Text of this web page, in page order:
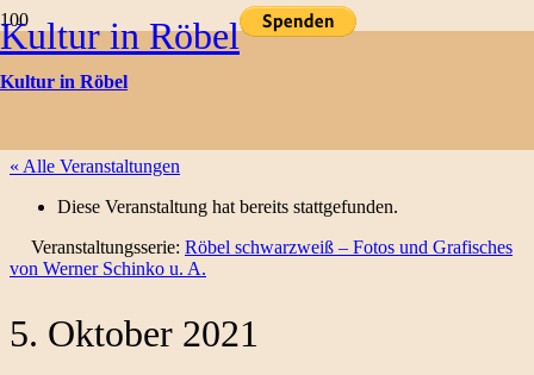
Kultur in Röbel
Kultur in Röbel
Kulturtermine
« Alle Veranstaltungen
Diese Veranstaltung hat bereits stattgefunden.
Veranstaltungsserie: Röbel schwarzweiß – Fotos und Grafisches
von Werner Schinko u. A.
5. Oktober 2021